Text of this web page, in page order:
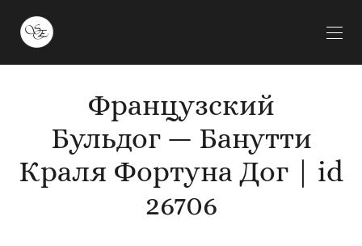
Французский
Бульдог — Банутти
Краля Фортуна Дог | id
26706